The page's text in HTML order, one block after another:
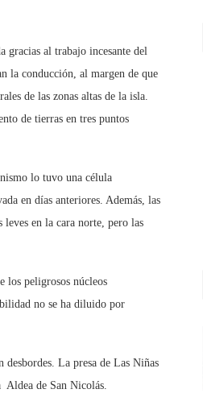
gracias al trabajo incesante del
la conducción, al margen de que
de las zonas altas de la isla.
de tierras en tres puntos
lo tuvo una célula
en días anteriores. Además, las
en la cara norte, pero las
los peligrosos núcleos
no se ha diluido por
La presa de Las Niñas
Aldea de San Nicolás.